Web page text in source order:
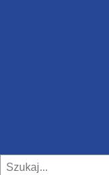
Szukaj